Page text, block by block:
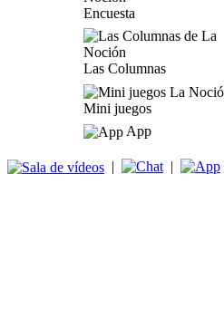
Encuesta
Las Columnas
Mini juegos
App
| |